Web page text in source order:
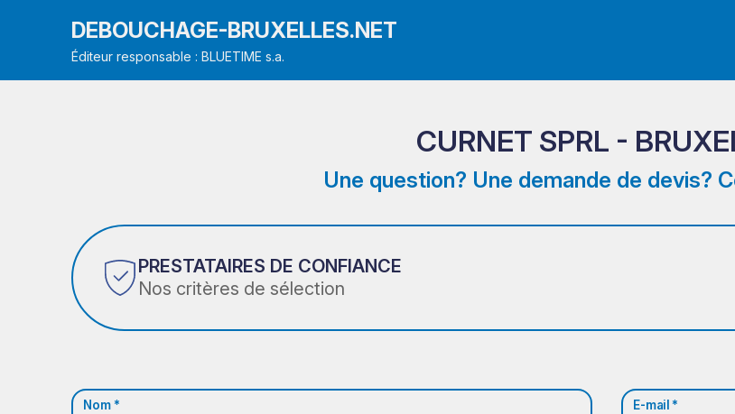
DEBOUCHAGE-BRUXELLES.NET
Éditeur responsable : BLUETIME s.a.
CURNET SPRL -
Une question? Une demande de devis?
PRESTATAIRES DE CONFIANCE
Nos critères de sélection
Nom * E-mail *